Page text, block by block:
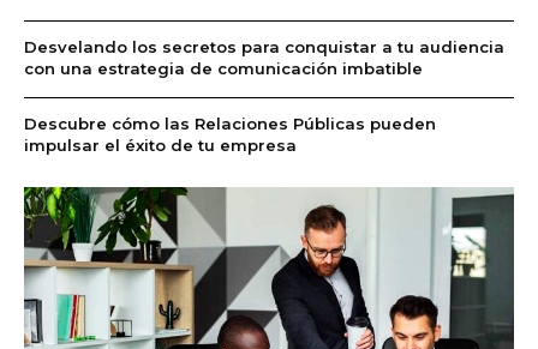
Desvelando los secretos para conquistar a tu audiencia
con una estrategia de comunicación imbatible
Descubre cómo las Relaciones Públicas pueden
impulsar el éxito de tu empresa